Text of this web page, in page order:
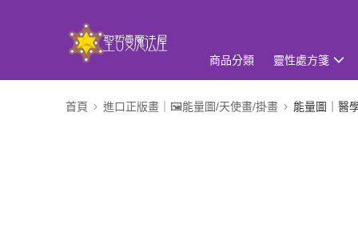
商品分類 靈性處方箋
首頁 進口正版畫｜🖼️能量圖/天使畫/掛畫 能量圖｜醫